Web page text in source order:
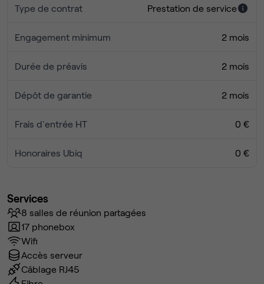
Type de contrat Prestation de service
Engagement minimum 2 mois
Durée de préavis 2 mois
Dépôt de garantie 2 mois
Frais d'entrée HT 0 €
Honoraires Ubiq 0 €
Services
8 salles de réunion partagées
17 phonebox
Wifi
Accès serveur
Câblage RJ45